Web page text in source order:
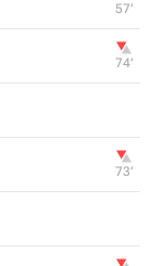
57‎’‎
74‎’‎
73‎’‎